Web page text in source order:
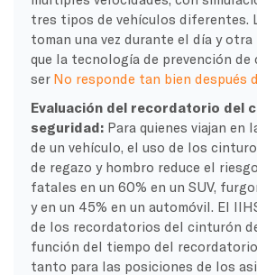
tres tipos de vehículos diferentes.
toman una vez durante el día y otra
que la tecnología de prevención de
ser No responde tan bien después
Evaluación del recordatorio del
seguridad:Para quienes viajan en
de un vehículo, el uso de los
de regazo y hombro reduce el
fatales en un 60% en un SUV,
y en un 45% en un automóvil. El
de los recordatorios del cinturón
función del tiempo del
tanto para las posiciones de los